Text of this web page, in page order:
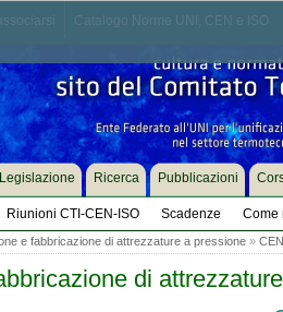
Riunioni CTI-CEN-ISO Scadenze Come
Legislazione Ricerca Pubblicazioni
e fabbricazione di attrezzature a pressione»
di